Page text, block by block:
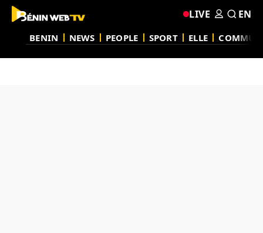
BENIN NEWS PEOPLE SPORT ELLE
LIVE EN